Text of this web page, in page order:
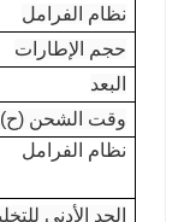
نظام الفرامل
حجم الإطارات
البعد
وقت الشحن (ح)
نظام الفرامل
الحد الأدنى